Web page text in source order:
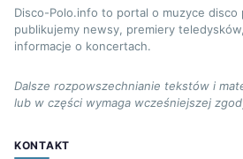
Disco-Polo.info to portal o muzyce disco
publikujemy newsy, premiery
informacje o koncertach.
Dalsze rozpowszechnianie tekstów i
lub w części wymaga wcześniejszej
KONTAKT